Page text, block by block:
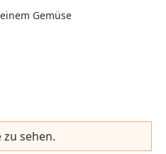
Gemüse
sehen.